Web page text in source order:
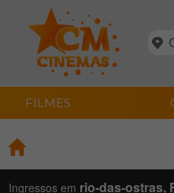
FILMES